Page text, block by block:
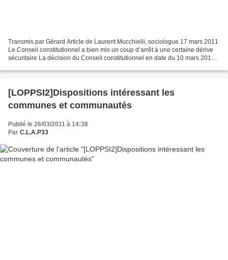
Transmis par Gérard Article de Laurent Mucchielli, sociologue 17 mars 2011
Le Conseil constitutionnel a bien mis un coup d’arrêt à une certaine dérive
sécuritaire La décision du Conseil constitutionnel en date du 10 mars 2011
[LOPPSI2]Dispositions intéressant les
communes et communautés
Publié le 26/03/2011 à 14:38
Par C.L.A.P33